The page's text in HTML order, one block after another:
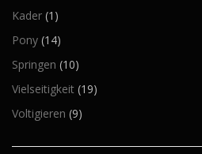
Kader (1)
Pony (14)
Springen (10)
Vielseitigkeit (19)
Voltigieren (9)